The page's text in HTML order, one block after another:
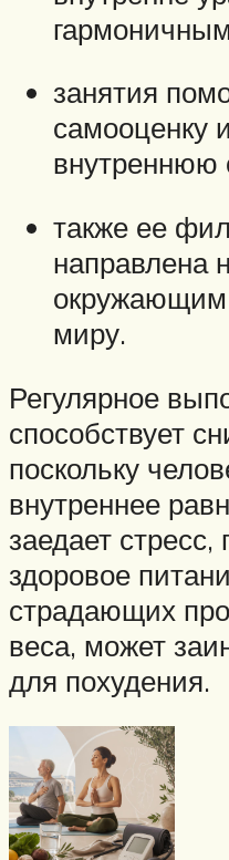
занятия
самооценку
внутреннюю
также ее
направлена
миру.
Регулярное
способствует
поскольку
внутреннее
заедает стресс,
здоровое
страдающих
веса, может
для похудения.